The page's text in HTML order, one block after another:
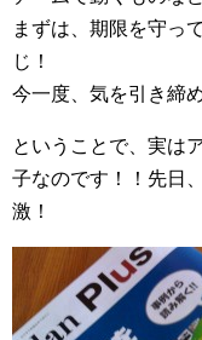
まずは、期限を守っ
じ！
今一度、気を引き締
ということで、実は
子なのです！！先日
激！